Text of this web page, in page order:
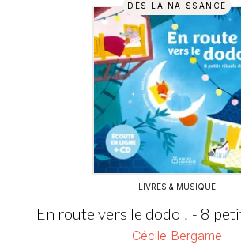
DÈS LA NAISSANCE
LIVRES & MUSIQUE
En route vers le dodo ! - 8
Cécile Bergame